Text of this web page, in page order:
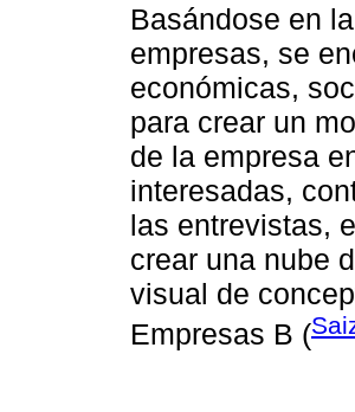
Basándose en
empresas, se
económicas,
para crear un
de la empresa
interesadas,
las entrevistas,
crear una nube
visual de
Empresas B (